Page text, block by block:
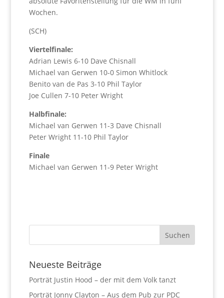
Wochen.
(SCH)
Viertelfinale:
Adrian Lewis 6-10 Dave Chisnall
Michael van Gerwen 10-0 Simon Whitlock
Benito van de Pas 3-10 Phil Taylor
Joe Cullen 7-10 Peter Wright
Halbfinale:
Michael van Gerwen 11-3 Dave Chisnall
Peter Wright 11-10 Phil Taylor
Finale
Michael van Gerwen 11-9 Peter Wright
Neueste Beiträge
Porträt Justin Hood – der mit dem Volk tanzt
Porträt Jonny Clayton – Aus dem Pub zur PDC